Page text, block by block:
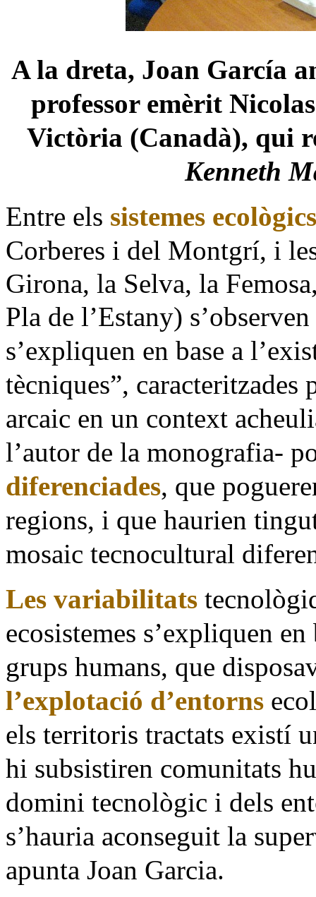
A la dreta, Joan García
professor emèrit
Victòria (Canadà), qui
Kenneth
Entre els sistemes ecològics
Corberes i del Montgrí, i
Girona, la Selva, la Femosa
Pla de l’Estany)
s’expliquen en base a
tècniques”,
arcaic en un context
l’autor de la monografia-
diferenciades, que
regions, i que haurien
mosaic tecnocultural
Les variabilitats
ecosistemes s’expliquen
grups humans, que
l’explotació d’entorns
els territoris tractats existí
hi subsistiren comunitats
domini tecnològic i dels
s’hauria aconseguit la
apunta Joan Garcia.